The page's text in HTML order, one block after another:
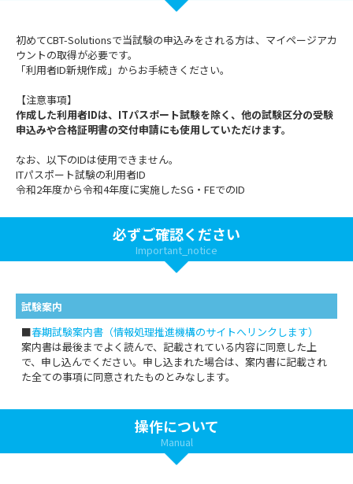
初めてCBT-Solutionsで当試験の申込みをされる方は、マイページアカ
ウントの取得が必要です。
「利用者ID新規作成」からお手続きください。
【注意事項】
作成した利用者IDは、ITパスポート試験を除く、他の試験区分の受験
申込みや合格証明書の交付申請にも使用していただけます。
なお、以下のIDは使用できません。
ITパスポート試験の利用者ID
令和2年度から令和4年度に実施したSG・FEでのID
必ずご確認ください
Important_notice
試験案内
■春期試験案内書（情報処理推進機構のサイトへリンクします）
案内書は最後までよく読んで、記載されている内容に同意した上
で、申し込んでください。申し込まれた場合は、案内書に記載され
た全ての事項に同意されたものとみなします。
操作について
Manual